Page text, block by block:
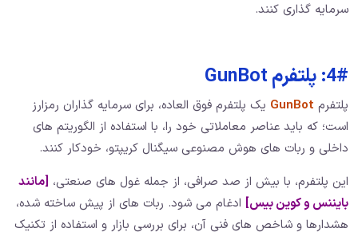
سرمایه گذاری کنند.
4#: پلتفرم GunBot
پلتفرم GunBot یک پلتفرم فوق العاده، برای سرمایه گذاران رمزارز
است؛ که باید عناصر معاملاتی خود را، با استفاده از الگوریتم های
داخلی و ربات های هوش مصنوعی سیگنال کریپتو، خودکار کنند.
این پلتفرم، با بیش از صد صرافی، از جمله غول های صنعتی، [مانند
بایننس و کوین بیس] ادغام می شود. ربات های از پیش ساخته شده،
هشدارها و شاخص های فنی آن، برای بررسی بازار و استفاده از تکنیک